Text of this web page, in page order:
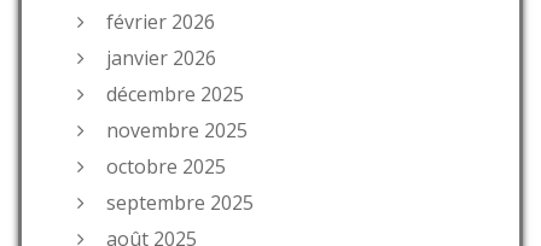
février 2026
janvier 2026
décembre 2025
novembre 2025
octobre 2025
septembre 2025
août 2025